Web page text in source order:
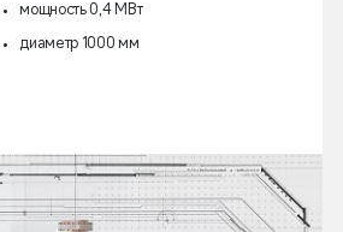
мощность 0,4 МВт
диаметр 1000 мм